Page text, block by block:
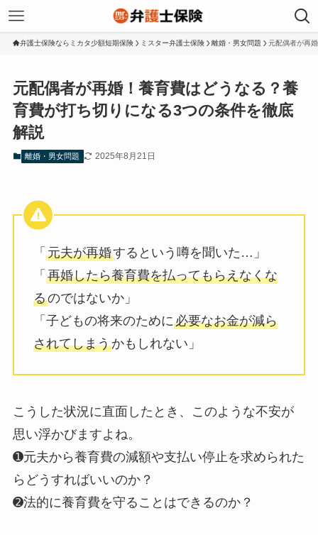
弁護士保険ならミカタ少額短期保険 ミスター弁護士保険 離婚・男女問題 元配偶者が再
元配偶者が再婚！養育費はどうなる？養
育費が打ち切りになる3つの条件を徹底
解説
離婚・男女問題 2025年8月21日
「 元夫が再婚するという噂を聞いた…」
「 再婚したら養育費を払ってもらえなくな
るのではないか」
「子どもの将来のために必要なお金が減ら
されてしまうかもしれない」
こうした状況に直面したとき、このような不安が
思い浮かびますよね。
➊元夫から養育費の減額や支払い停止を求められた
らどうすればいいのか？
➋法的に養育費を守ることはできるのか？